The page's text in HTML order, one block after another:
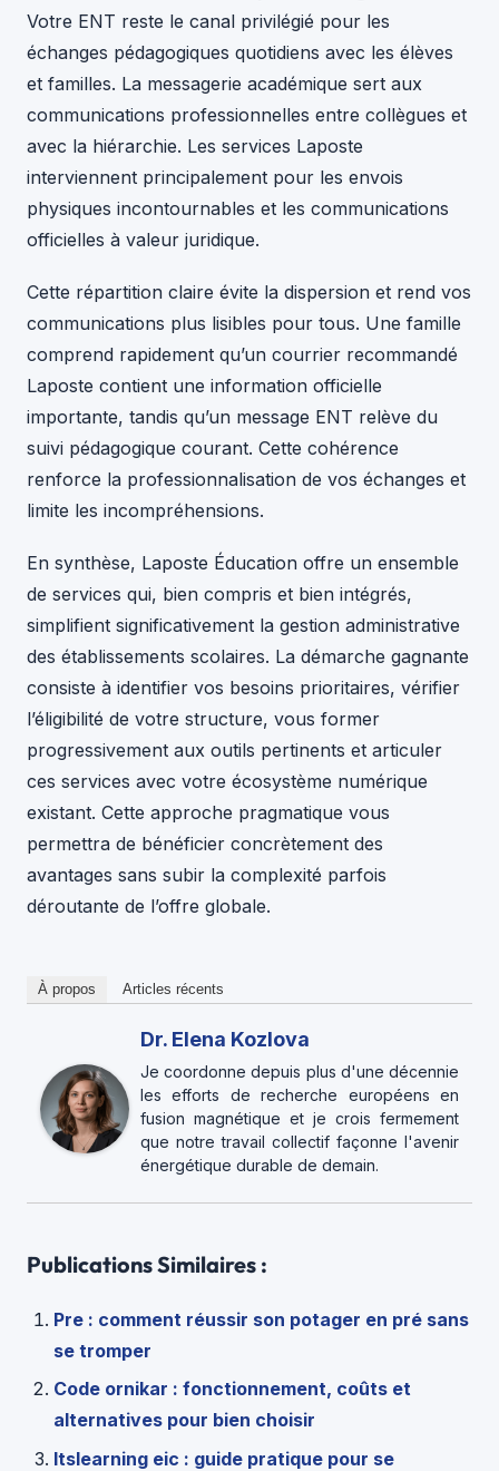
Votre ENT reste le canal privilégié pour les
échanges pédagogiques quotidiens avec les élèves
et familles. La messagerie académique sert aux
communications professionnelles entre collègues et
avec la hiérarchie. Les services Laposte
interviennent principalement pour les envois
physiques incontournables et les communications
officielles à valeur juridique.
Cette répartition claire évite la dispersion et rend vos
communications plus lisibles pour tous. Une famille
comprend rapidement qu’un courrier recommandé
Laposte contient une information officielle
importante, tandis qu’un message ENT relève du
suivi pédagogique courant. Cette cohérence
renforce la professionnalisation de vos échanges et
limite les incompréhensions.
En synthèse, Laposte Éducation offre un ensemble
de services qui, bien compris et bien intégrés,
simplifient significativement la gestion administrative
des établissements scolaires. La démarche gagnante
consiste à identifier vos besoins prioritaires, vérifier
l’éligibilité de votre structure, vous former
progressivement aux outils pertinents et articuler
ces services avec votre écosystème numérique
existant. Cette approche pragmatique vous
permettra de bénéficier concrètement des
avantages sans subir la complexité parfois
déroutante de l’offre globale.
À propos Articles récents
Dr. Elena Kozlova
Je coordonne depuis plus d'une décennie
les efforts de recherche européens en
fusion magnétique et je crois fermement
que notre travail collectif façonne l'avenir
énergétique durable de demain.
Publications Similaires :
Pre : comment réussir son potager en pré sans
se tromper
Code ornikar : fonctionnement, coûts et
alternatives pour bien choisir
Itslearning eic : guide pratique pour se